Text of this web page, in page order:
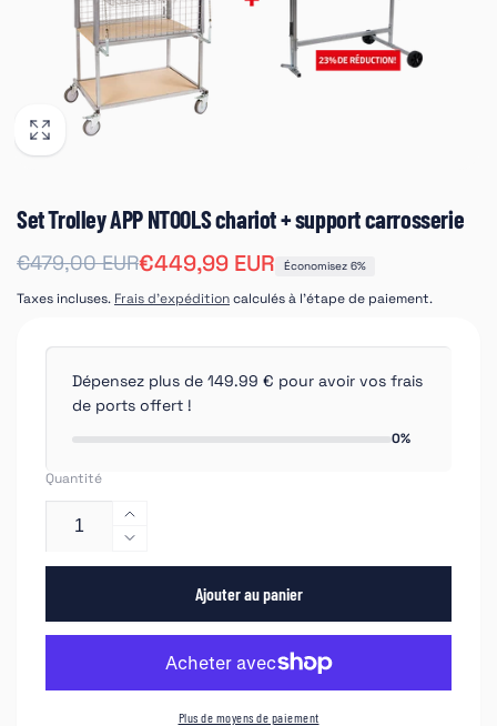
Set Trolley APP NTOOLS chariot + support carrosserie
Prix
habituel
€479,00 EUR
Prix
soldé
€449,99 EUR Économisez 6%
Taxes incluses. Frais d'expéditioncalculés à l'étape de paiement.
Dépensez plus de 149.99 € pour avoir vos frais
de ports offert !
0%
Quantité
Augmenter
la
quantité
Set
Trolley
APP
NTOOLS
chariot
Réduire
la
quantité
de
Set
Trolley
APP
NTOOLS
Ajouter au panier
Plus de moyens de paiement